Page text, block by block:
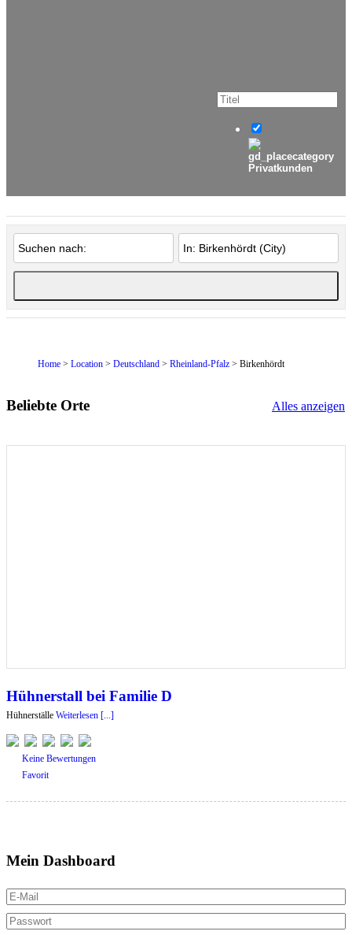
Privatkunden
Home > Location > Deutschland > Rheinland-Pfalz > Birkenhördt
Beliebte Orte Alles anzeigen
Hühnerstall bei Familie D
Hühnerställe Weiterlesen [...]
Keine Bewertungen
Favorit
Mein Dashboard